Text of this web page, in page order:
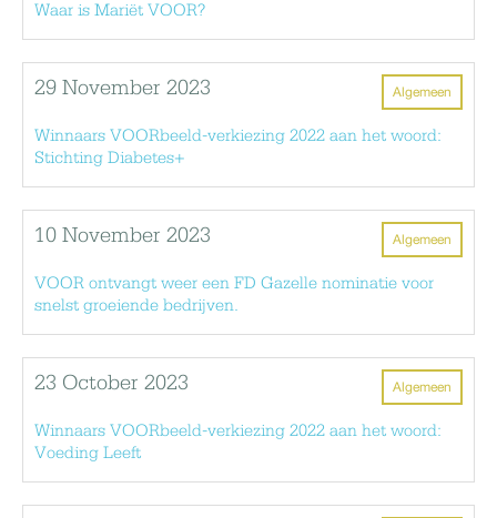
Waar is Mariët VOOR?
Algemeen
29 November 2023
Winnaars VOORbeeld-verkiezing 2022 aan het woord:
Stichting Diabetes+
Algemeen
10 November 2023
VOOR ontvangt weer een FD Gazelle nominatie voor
snelst groeiende bedrijven.
Algemeen
23 October 2023
Winnaars VOORbeeld-verkiezing 2022 aan het woord:
Voeding Leeft